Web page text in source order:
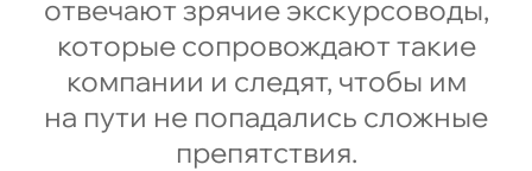
отвечают зрячие экскурсоводы,
которые сопровождают такие
компании и следят, чтобы им
на пути не попадались сложные
препятствия.